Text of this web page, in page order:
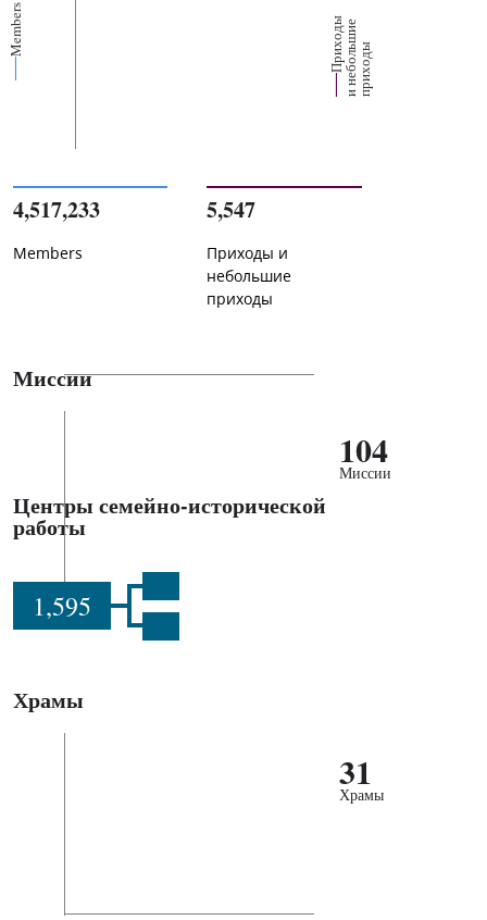
Members П
р
их
о
д
ы
и
н
е
б
о
ль
ш
ие
п
р
и
х
о
ды
4,517,233
Members
5,547
Приходы и
небольшие
приходы
Миссии
104
Миссии
Центры семейно-исторической
работы
1,595
Храмы
31
Храмы